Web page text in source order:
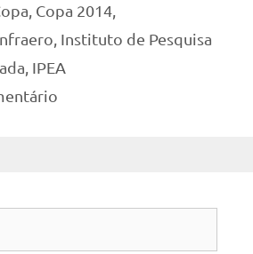
Copa 2014,
Instituto de Pesquisa
IPEA